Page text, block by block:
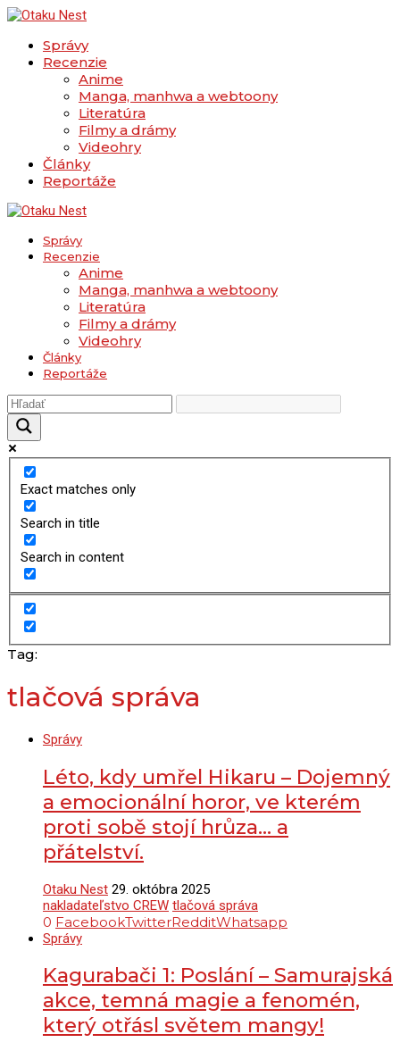
Správy
Recenzie
Anime
Manga, manhwa a webtoony
Literatúra
Filmy a drámy
Videohry
Články
Reportáže
Správy
Recenzie
Anime
Manga, manhwa a webtoony
Literatúra
Filmy a drámy
Videohry
Články
Reportáže
Exact matches only
Search in title
Search in content
Tag:
tlačová správa
Správy
Léto, kdy umřel Hikaru – Dojemný
a emocionální horor, ve kterém
proti sobě stojí hrůza… a
přátelství.
Otaku Nest 29. októbra 2025
nakladateľstvo CREW tlačová správa
0 FacebookTwitterRedditWhatsapp
Správy
Kagurabači 1: Poslání – Samurajská
akce, temná magie a fenomén,
který otřásl světem mangy!